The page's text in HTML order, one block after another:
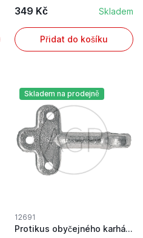
349 Kč Skladem
Přidat do košíku
Skladem na prodejně
12691
Protikus obyčejného karháku velikost 1